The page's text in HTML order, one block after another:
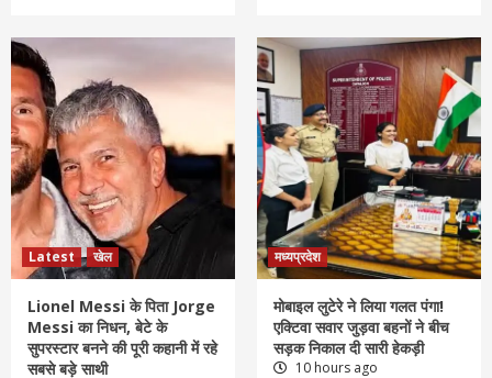
Latest खेल
Lionel Messi के पिता Jorge
Messi का निधन, बेटे के
सुपरस्टार बनने की पूरी कहानी में रहे
सबसे बड़े साथी
मध्यप्रदेश
मोबाइल लुटेरे ने लिया गलत पंगा!
एक्टिवा सवार जुड़वा बहनों ने बीच
सड़क निकाल दी सारी हेकड़ी
10 hours ago